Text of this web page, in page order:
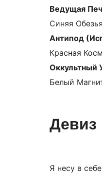
Ведущая
Синяя
Антипод
Красная
Оккультный
Белый
Девиз
Я несу в